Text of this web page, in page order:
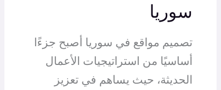
سوريا
تصميم مواقع في سوريا أصبح جزءًا
أساسيًا من استراتيجيات الأعمال
الحديثة، حيث يساهم في تعزيز